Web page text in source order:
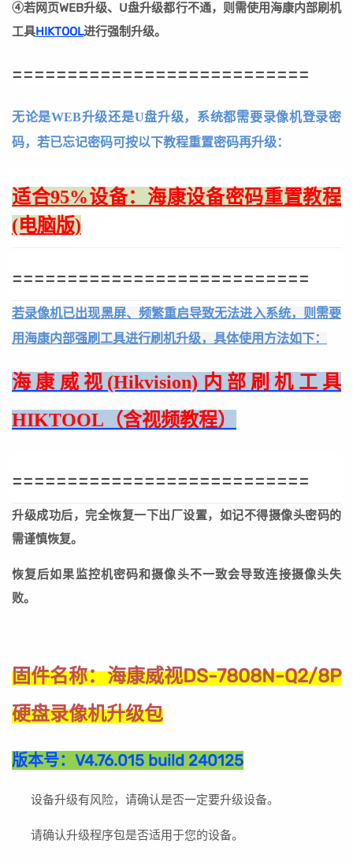
④若网页WEB升级、U盘升级都行不通，则需使用海康内部刷机
工具HIKTOOL进行强制升级。
===========================
无论是WEB升级还是U盘升级，系统都需要录像机登录密
码，若已忘记密码可按以下教程重置密码再升级：
适合95%设备：海康设备密码重置教程
(电脑版)
===========================
若录像机已出现黑屏、频繁重启导致无法进入系统，则需要
用海康内部强刷工具进行刷机升级，具体使用方法如下：
海康威视(Hikvision)内部刷机工具
HIKTOOL（含视频教程）
===========================
升级成功后，完全恢复一下出厂设置，如记不得摄像头密码的
需谨慎恢复。
恢复后如果监控机密码和摄像头不一致会导致连接摄像头失
败。
固件名称：海康威视DS-7808N-Q2/8P
硬盘录像机升级包
版本号： V4.76.015 build 240125
设备升级有风险，请确认是否一定要升级设备。
请确认升级程序包是否适用于您的设备。